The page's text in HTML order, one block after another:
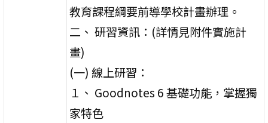
教育課程綱要前導學校計畫辦理。
二、 研習資訊：(詳情見附件實施計
畫)
(一) 線上研習：
１、 Goodnotes 6 基礎功能，掌握獨
家特色